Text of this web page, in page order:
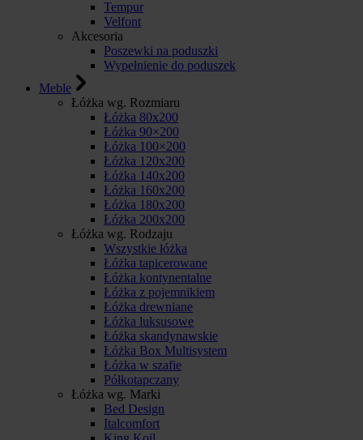
Tempur
Velfont
Akcesoria
Poszewki na poduszki
Wypełnienie do poduszek
Meble
Łóżka wg. Rozmiaru
Łóżka 80x200
Łóżka 90×200
Łóżka 100×200
Łóżka 120x200
Łóżka 140x200
Łóżka 160x200
Łóżka 180x200
Łóżka 200x200
Łóżka wg. Rodzaju
Wszystkie łóżka
Łóżka tapicerowane
Łóżka kontynentalne
Łóżka z pojemnikiem
Łóżka drewniane
Łóżka luksusowe
Łóżka skandynawskie
Łóżka Box Multisystem
Łóżka w szafie
Półkotapczany
Łóżka wg. Marki
Bed Design
Italcomfort